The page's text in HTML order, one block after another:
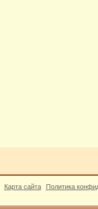
Карта сайта Политика